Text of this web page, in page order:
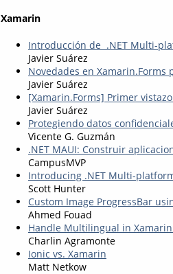
Xamarin
Introducción de .NET Multi-
Javier Suárez
Novedades en
Javier Suárez
[Xamarin.Forms] Primer
Javier Suárez
Protegiendo datos
Vicente G. Guzmán
.NET MAUI: Construir
CampusMVP
Introducing .NET Multi-
Scott Hunter
Custom Image ProgressBar
Ahmed Fouad
Handle Multilingual in
Charlin Agramonte
Ionic vs. Xamarin
Matt Netkow